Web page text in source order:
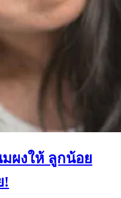
ผงให้ ลูกน้อย
!